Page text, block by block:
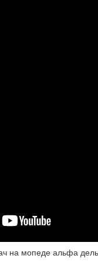
на мопеде альфа